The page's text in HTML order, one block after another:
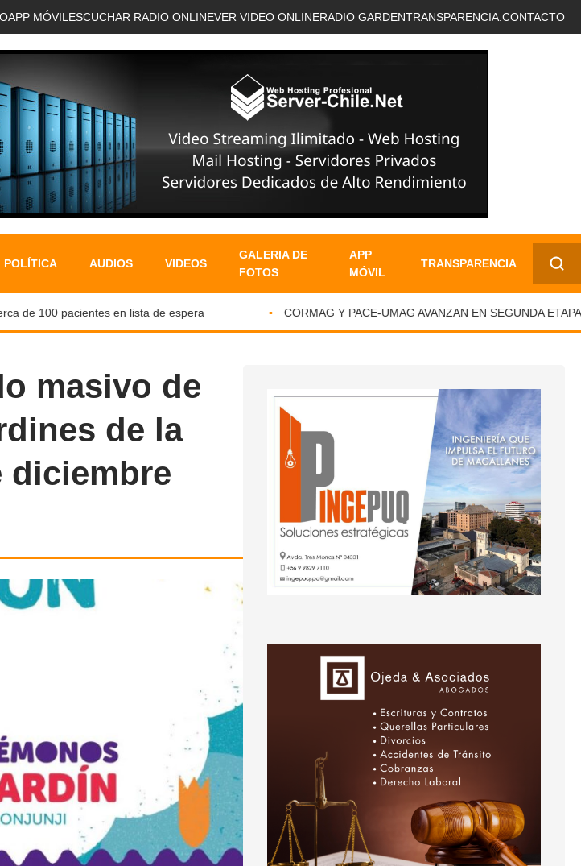
APP MÓVIL ESCUCHAR RADIO ONLINEVER VIDEO ONLINERADIO GARDENTRANSPARENCIA. CONTACTO
POLÍTICA AUDIOS VIDEOS
GALERIA DE
FOTOS
APP
MÓVIL
TRANSPARENCIA
✕
100 pacientes en lista de espera CORMAG Y PACE-UMAG AVANZAN EN SEGUNDA ETAPA
masivo de
de la
diciembre